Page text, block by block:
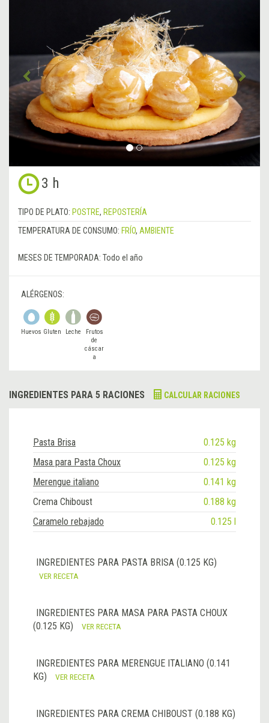
3 h
TIPO DE PLATO: POSTRE, REPOSTERÍA
TEMPERATURA DE CONSUMO: FRÍO, AMBIENTE
MESES DE TEMPORADA: Todo el año
ALÉRGENOS:
Huevos Gluten Leche
Frutos
de
cáscar
a
INGREDIENTES PARA 5 RACIONES CALCULAR RACIONES
Pasta Brisa
0.125 kg
Masa para Pasta Choux
0.125 kg
Merengue italiano
0.141 kg
Crema Chiboust
0.188 kg
Caramelo rebajado
0.125 l
INGREDIENTES PARA PASTA BRISA (0.125 KG)
VER RECETA
INGREDIENTES PARA MASA PARA PASTA CHOUX
(0.125 KG)
VER RECETA
INGREDIENTES PARA MERENGUE ITALIANO (0.141
KG)
VER RECETA
INGREDIENTES PARA CREMA CHIBOUST (0.188 KG)